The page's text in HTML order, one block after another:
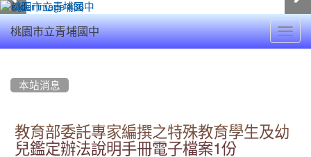
桃園市立青埔國中
本站消息
教育部委託專家編撰之特殊教育學生及幼
兒鑑定辦法說明手冊電子檔案1份